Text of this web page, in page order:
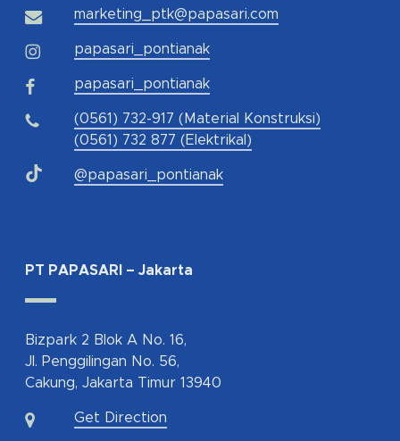
marketing_ptk@papasari.com
papasari_pontianak
papasari_pontianak
(0561) 732-917 (Material Konstruksi)
(0561) 732 877 (Elektrikal)
@papasari_pontianak
PT PAPASARI – Jakarta
Bizpark 2 Blok A No. 16,
Jl. Penggilingan No. 56,
Cakung, Jakarta Timur 13940
Get Direction